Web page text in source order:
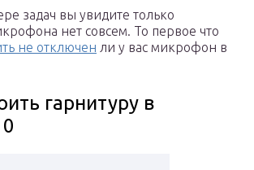
задач вы увидите только
нет совсем. То первое что
не отключен ли у вас микрофон в
гарнитуру в